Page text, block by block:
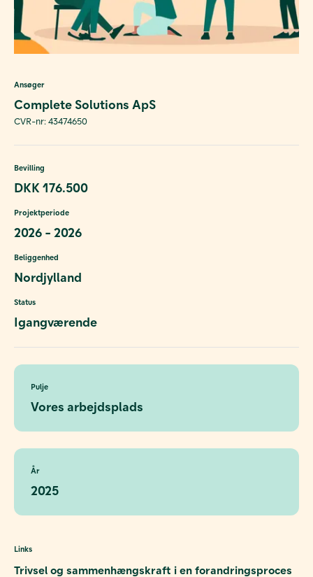
Ansøger
Complete Solutions ApS
CVR-nr: 43474650
Bevilling
DKK 176.500
Projektperiode
2026 - 2026
Beliggenhed
Nordjylland
Status
Igangværende
Pulje
Vores arbejdsplads
År
2025
Links
Trivsel og sammenhængskraft i en forandringsproces